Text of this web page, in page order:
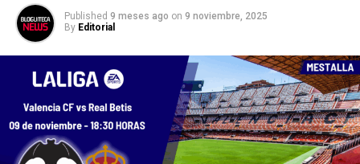
Published 9 meses ago on 9 noviembre, 2025
By Editorial